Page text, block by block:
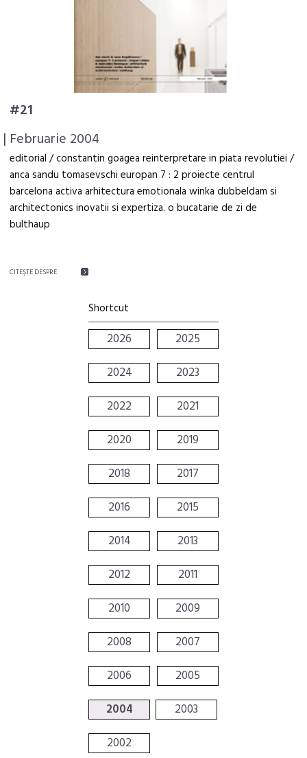
#21
| Februarie 2004
editorial / constantin goagea reinterpretare in piata revolutiei /
anca sandu tomasevschi europan 7 : 2 proiecte centrul
barcelona activa arhitectura emotionala winka dubbeldam si
architectonics inovatii si expertiza. o bucatarie de zi de
bulthaup
CITEŞTE DESPRE
Shortcut
2026
2025
2024
2023
2022
2021
2020
2019
2018
2017
2016
2015
2014
2013
2012
2011
2010
2009
2008
2007
2006
2005
2004
2003
2002